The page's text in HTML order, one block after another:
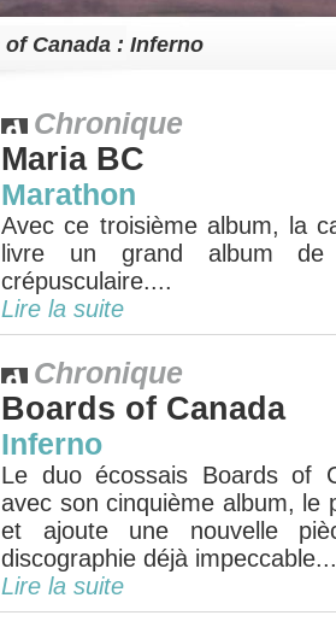
Canada : Inferno
Chronique
Maria BC
Marathon
Avec ce troisième album, la
livre un grand album
crépusculaire....
Lire la suite
Chronique
Boards of Canada
Inferno
Le duo écossais Boards of
avec son cinquième album, le
et ajoute une nouvelle
discographie déjà
Lire la suite